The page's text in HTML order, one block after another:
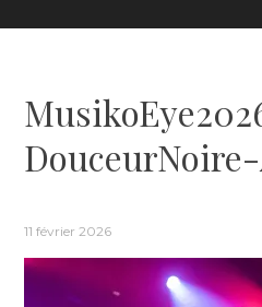
11 février 2026